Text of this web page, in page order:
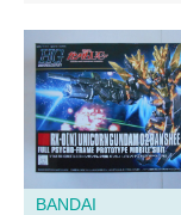
BANDAI